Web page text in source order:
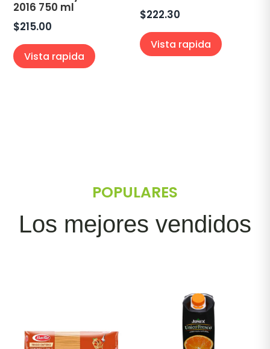
2016 750 ml
$215.00
Vista rapida
$222.30
Vista rapida
POPULARES
Los mejores vendidos